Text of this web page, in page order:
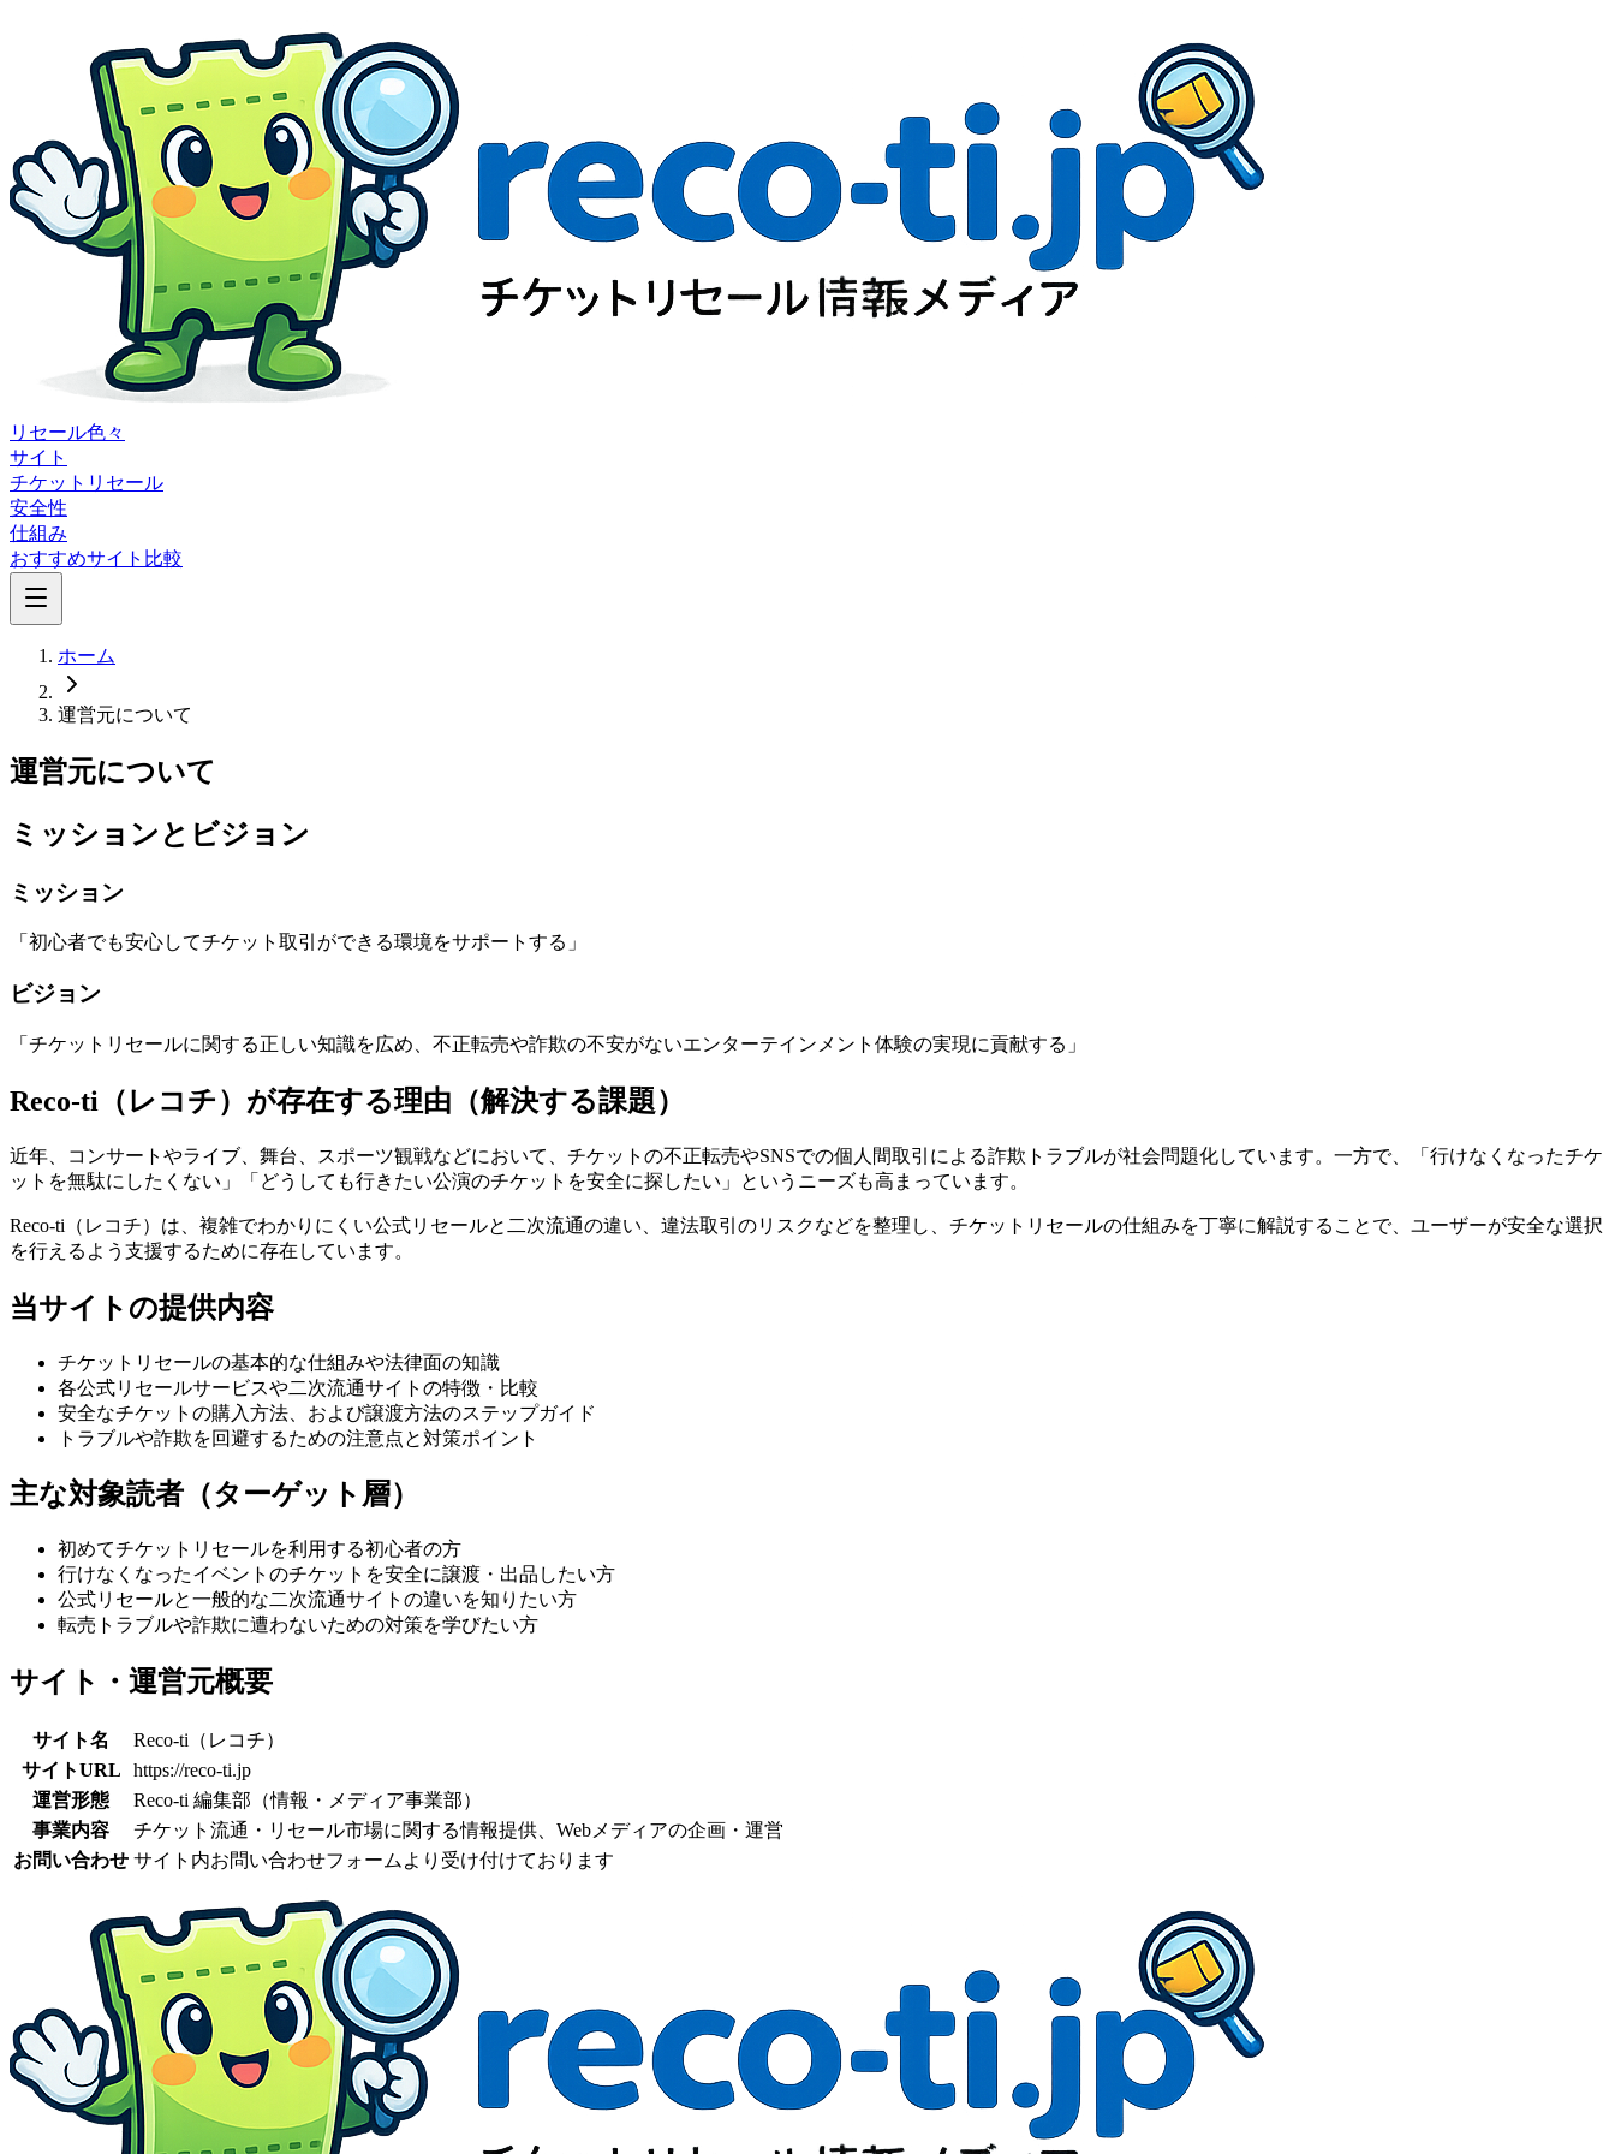
リセール色々
サイト
チケットリセール
安全性
仕組み
おすすめサイト比較
ホーム
運営元について
運営元について
ミッションとビジョン
ミッション
「初心者でも安心してチケット取引ができる環境をサポートする」
ビジョン
「チケットリセールに関する正しい知識を広め、不正転売や詐欺の不安がないエンターテインメント体験の実現に貢献する」
Reco-ti（レコチ）が存在する理由（解決する課題）
近年、コンサートやライブ、舞台、スポーツ観戦などにおいて、チケットの不正転売やSNSでの個人間取引による詐欺トラブルが社会問題化しています。一方で、「行けなくなったチケ
ットを無駄にしたくない」「どうしても行きたい公演のチケットを安全に探したい」というニーズも高まっています。
Reco-ti（レコチ）は、複雑でわかりにくい公式リセールと二次流通の違い、違法取引のリスクなどを整理し、チケットリセールの仕組みを丁寧に解説することで、ユーザーが安全な選択
を行えるよう支援するために存在しています。
当サイトの提供内容
チケットリセールの基本的な仕組みや法律面の知識
各公式リセールサービスや二次流通サイトの特徴・比較
安全なチケットの購入方法、および譲渡方法のステップガイド
トラブルや詐欺を回避するための注意点と対策ポイント
主な対象読者（ターゲット層）
初めてチケットリセールを利用する初心者の方
行けなくなったイベントのチケットを安全に譲渡・出品したい方
公式リセールと一般的な二次流通サイトの違いを知りたい方
転売トラブルや詐欺に遭わないための対策を学びたい方
サイト・運営元概要
サイト名
Reco-ti（レコチ）
サイトURL
https://reco-ti.jp
運営形態
Reco-ti 編集部（情報・メディア事業部）
事業内容
チケット流通・リセール市場に関する情報提供、Webメディアの企画・運営
お問い合わせ サイト内お問い合わせフォームより受け付けております